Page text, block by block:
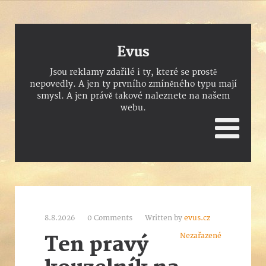
Evus
Jsou reklamy zdařilé i ty, které se prostě
nepovedly. A jen ty prvního zmíněného typu mají
smysl. A jen právě takové naleznete na našem
webu.
8.8.2026 0 Comments Written by evus.cz
Nezařazené
Ten pravý